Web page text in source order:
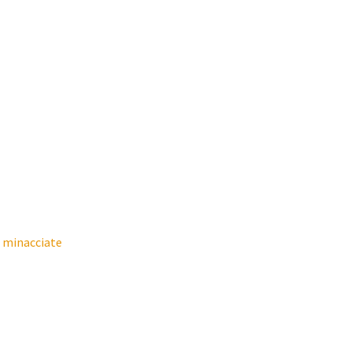
minacciate